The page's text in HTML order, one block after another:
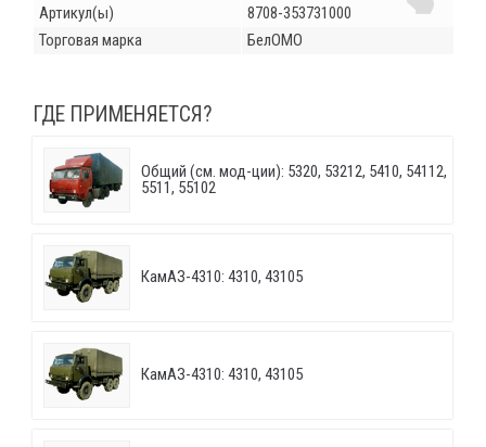
Артикул(ы)
8708-353731000
Торговая марка
БелОМО
ГДЕ ПРИМЕНЯЕТСЯ?
Общий (см. мод-ции): 5320, 53212, 5410, 54112,
5511, 55102
КамАЗ-4310: 4310, 43105
КамАЗ-4310: 4310, 43105